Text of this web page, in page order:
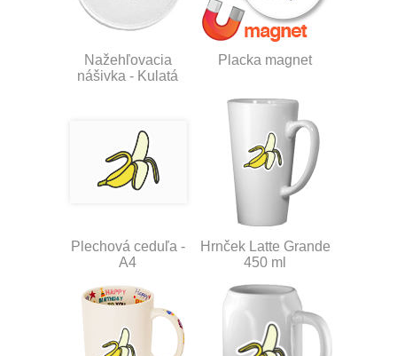
Nažehľovacia
nášivka - Kulatá
Placka magnet
Plechová ceduľa -
A4
Hrnček Latte Grande
450 ml